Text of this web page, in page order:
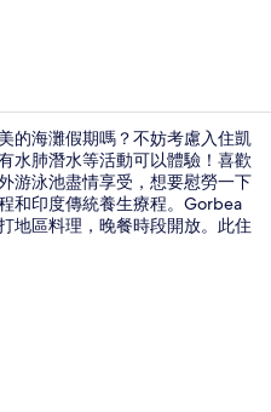
的海灘假期嗎？不妨考慮入住凱
水肺潛水等活動可以體驗！喜歡
游泳池盡情享受，想要慰勞一下
和印度傳統養生療程。Gorbea
地區料理，晚餐時段開放。此住